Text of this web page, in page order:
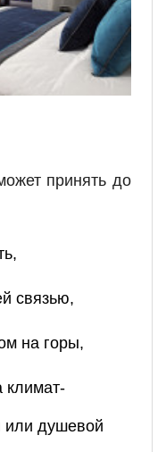
принять до
,
связью,
на горы,
климат-
или душевой